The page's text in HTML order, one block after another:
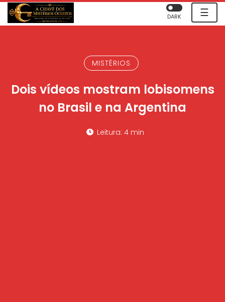
☰
DARK
MISTÉRIOS
Dois vídeos mostram lobisomens
no Brasil e na Argentina
Leitura: 4 min